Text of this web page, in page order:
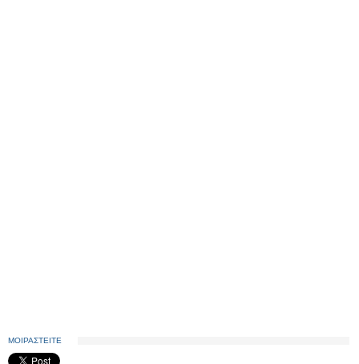
ΜΟΙΡΑΣΤΕΙΤΕ